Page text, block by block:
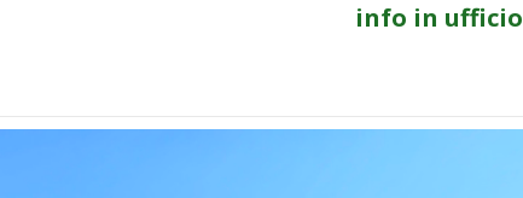
info in ufficio